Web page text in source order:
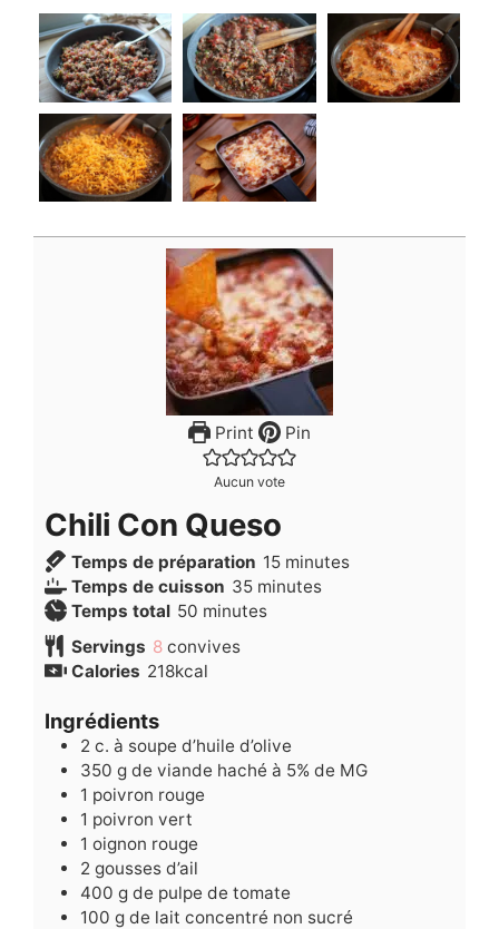
Print Pin
Aucun vote
Chili Con Queso
Temps de préparation 15minutes
minutes
Temps de cuisson 35minutes
minutes
Temps total 50minutes
minutes
Servings 8 convives
Calories 218kcal
Ingrédients
2 c. à soupe d’huile d’olive
350 g de viande haché à 5% de MG
1 poivron rouge
1 poivron vert
1 oignon rouge
2 gousses d’ail
400 g de pulpe de tomate
100 g de lait concentré non sucré